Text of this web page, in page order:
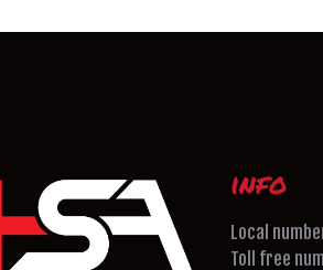
info
Local
Toll free